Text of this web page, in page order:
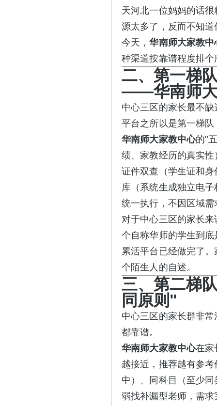
天河北一位妈妈的话很
源太多了，反而不知
今天，华南师大家教中
种渠道按靠谱程度排
二、第一梯
——华南师大
中心三区的家长最不
平台之所以是第一梯
华南师大家教中心的"
绩、家教经历的真实
证件双查（学生证和
库（系统生成独立电
统一执行，不因区域
对于中心三区的家长
个自称华师的学生到
累活平台已经做完了
个陌生人的自述。
三、第二梯
同原则"
中心三区的家长群非
都靠谱。
华南师大家教中心在家
越接近，推荐越有参
中）、同科目（至少
弱找补漏型老师，需